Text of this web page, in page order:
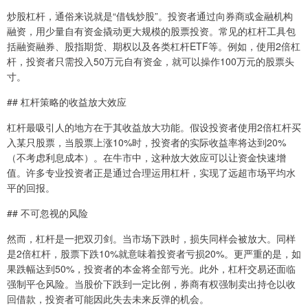
炒股杠杆，通俗来说就是“借钱炒股”。投资者通过向券商或金融机构
融资，用少量自有资金撬动更大规模的股票投资。常见的杠杆工具包
括融资融券、股指期货、期权以及各类杠杆ETF等。例如，使用2倍杠
杆，投资者只需投入50万元自有资金，就可以操作100万元的股票头
寸。
## 杠杆策略的收益放大效应
杠杆最吸引人的地方在于其收益放大功能。假设投资者使用2倍杠杆买
入某只股票，当股票上涨10%时，投资者的实际收益率将达到20%
（不考虑利息成本）。在牛市中，这种放大效应可以让资金快速增
值。许多专业投资者正是通过合理运用杠杆，实现了远超市场平均水
平的回报。
## 不可忽视的风险
然而，杠杆是一把双刃剑。当市场下跌时，损失同样会被放大。同样
是2倍杠杆，股票下跌10%就意味着投资者亏损20%。更严重的是，如
果跌幅达到50%，投资者的本金将全部亏光。此外，杠杆交易还面临
强制平仓风险。当股价下跌到一定比例，券商有权强制卖出持仓以收
回借款，投资者可能因此失去未来反弹的机会。